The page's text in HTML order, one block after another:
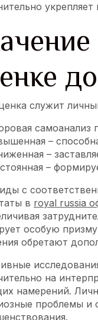
служит
самоанализ
–
–
–
с
в royal russia
особую
обретают
на
намерений.
проблемы и